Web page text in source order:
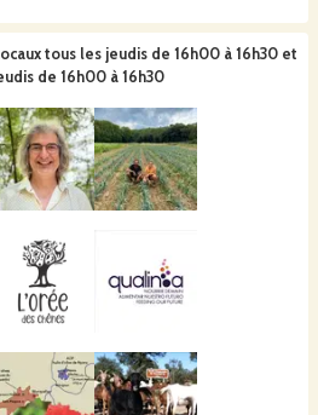
tous les jeudis de 16h00 à 16h30 et
de 16h00 à 16h30